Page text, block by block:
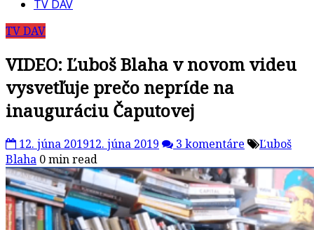
kultúrno-
politická
revue
TV DAV
TV DAV
VIDEO: Ľuboš Blaha v novom videu
vysvetľuje prečo nepríde na
inauguráciu Čaputovej
12. júna 201912. júna 2019 3 komentáre
Ľuboš
Blaha 0 min read